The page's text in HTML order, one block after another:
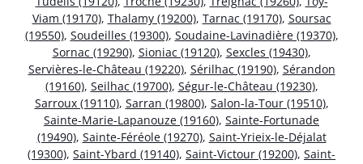
Viam (19170), Thalamy (19200), Tarnac (19170), Soursac
(19550), Soudeilles (19300), Soudaine-Lavinadière (19370),
Sornac (19290), Sioniac (19120), Sexcles (19430),
Servières-le-Château (19220), Sérilhac (19190), Sérandon
(19160), Seilhac (19700), Ségur-le-Château (19230),
Sarroux (19110), Sarran (19800), Salon-la-Tour (19510),
Sainte-Marie-Lapanouze (19160), Sainte-Fortunade
(19490), Sainte-Féréole (19270), Saint-Yrieix-le-Déjalat
(19300), Saint-Ybard (19140), Saint-Victour (19200), Saint-